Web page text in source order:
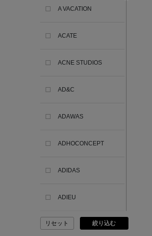
A VACATION
ACATE
ACNE STUDIOS
AD&C
ADAWAS
ADHOCONCEPT
ADIDAS
ADIEU
ADLIN HUE
リセット 絞り込む